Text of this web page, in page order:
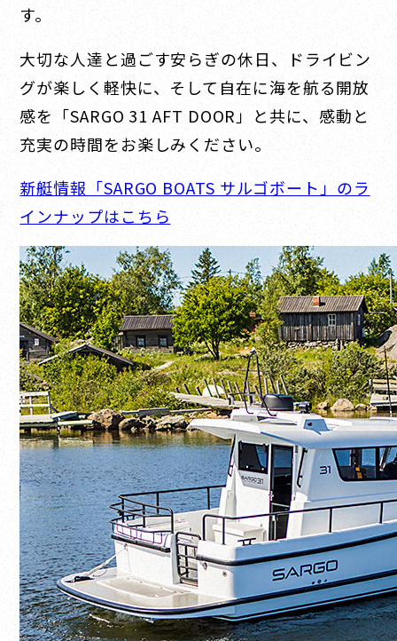
す。
大切な人達と過ごす安らぎの休日、ドライビン
グが楽しく軽快に、そして自在に海を航る開放
感を「SARGO 31 AFT DOOR」と共に、感動と
充実の時間をお楽しみください。
新艇情報「SARGO BOATS サルゴボート」のラ
インナップはこちら